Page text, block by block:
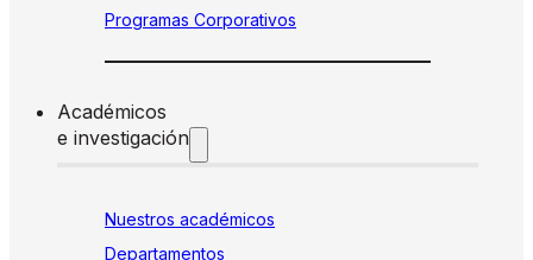
Programas Corporativos
Académicos
e investigación
Nuestros académicos
Departamentos